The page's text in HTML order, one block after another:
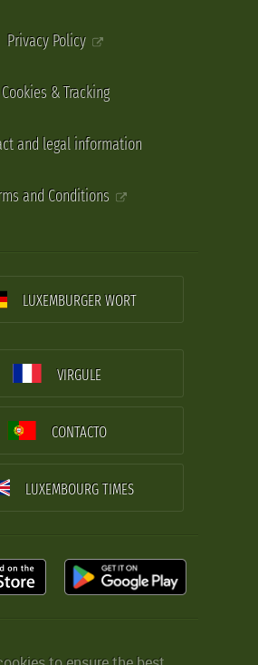
Privacy Policy
Cookies & Tracking
and legal information
and Conditions
LUXEMBURGER WORT
VIRGULE
CONTACTO
LUXEMBOURG TIMES